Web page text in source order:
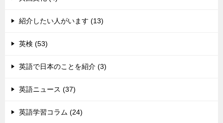
紹介したい人がいます (13)
英検 (53)
英語で日本のことを紹介 (3)
英語ニュース (37)
英語学習コラム (24)